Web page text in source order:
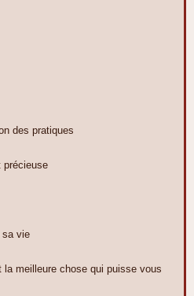
des pratiques
précieuse
sa vie
la meilleure chose qui puisse vous